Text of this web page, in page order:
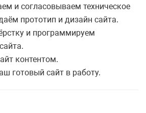
и согласовываем техническое
прототип и дизайн сайта.
и программируем
контентом.
готовый сайт в работу.